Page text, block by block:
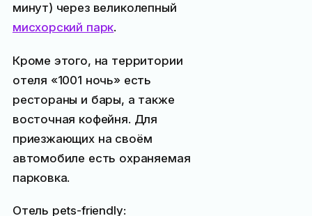
минут) через великолепный
мисхорский парк.
Кроме этого, на территории
отеля «1001 ночь» есть
рестораны и бары, а также
восточная кофейня. Для
приезжающих на своём
автомобиле есть охраняемая
парковка.
Отель pets-friendly: